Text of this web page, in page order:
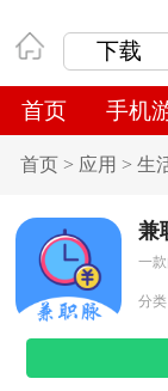
下载
首页 手机
首页 > 应用 > 生
兼
一
分类